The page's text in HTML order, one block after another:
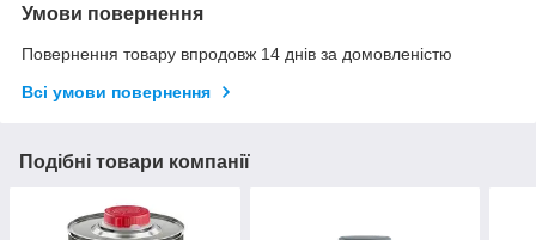
Умови повернення
Повернення товару впродовж 14 днів за домовленістю
Всі умови повернення
Подібні товари компанії